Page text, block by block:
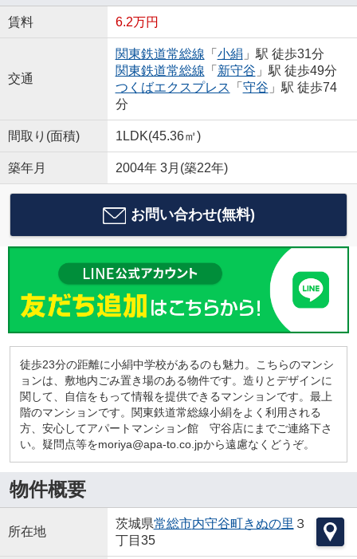
賃料 6.2万円
交通
関東鉄道常総線 「 小絹 」駅 徒歩31分
関東鉄道常総線 「 新守谷 」駅 徒歩49分
つくばエクスプレス 「 守谷 」駅 徒歩74
分
間取り(面積) 1LDK(45.36㎡)
築年月 2004年 3月(築22年)
お問い合わせ(無料)
徒歩23分の距離に小絹中学校があるのも魅力。こちらのマンシ
ョンは、敷地内ごみ置き場のある物件です。造りとデザインに
関して、自信をもって情報を提供できるマンションです。最上
階のマンションです。関東鉄道常総線小絹をよく利用される
方、安心してアパートマンション館 守谷店にまでご連絡下さ
い。疑問点等をmoriya@apa-to.co.jpから遠慮なくどうぞ。
物件概要
所在地
茨城県常総市内守谷町きぬの里 ３
丁目35